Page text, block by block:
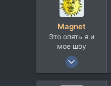
Magnet
Это опять я и
мое шоу
3 Июн 2007
3.843
4.264